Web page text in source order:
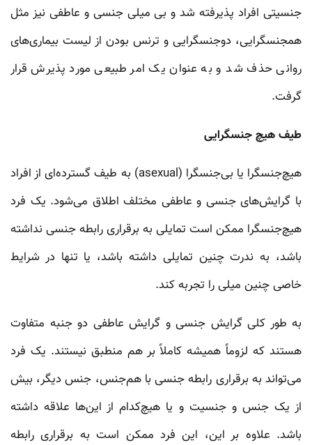
جنسیتی افراد پذیرفته شد و بی میلی جنسی و عاطفی نیز مثل
همجنسگرایی، دوجنسگرایی و ترنس بودن از لیست بیماری‌های
روانی حذف شد و به عنوان یک امر طبیعی مورد پذیرش قرار
گرفت.
طیف هیچ جنسگرایی
هیچ‌جنسگرا یا بی‌جنسگرا (asexual) به طیف گسترده‌ای از افراد
با گرایش‌های جنسی و عاطفی مختلف اطلاق می‌شود. یک فرد
هیچ‌جنسگرا ممکن است تمایلی به برقراری رابطه جنسی نداشته
باشد، به ندرت چنین تمایلی داشته باشد، یا تنها در شرایط
خاصی چنین میلی را تجربه کند.
به طور کلی گرایش جنسی و گرایش عاطفی دو جنبه متفاوت
هستند که لزوماً همیشه کاملاً بر هم منطبق نیستند. یک فرد
می‌تواند به برقراری رابطه جنسی با هم‌جنس، جنس دیگر، بیش
از یک جنس و جنسیت و یا هیچ‌کدام از این‌ها علاقه داشته
باشد. علاوه بر این، این فرد ممکن است به برقراری رابطه